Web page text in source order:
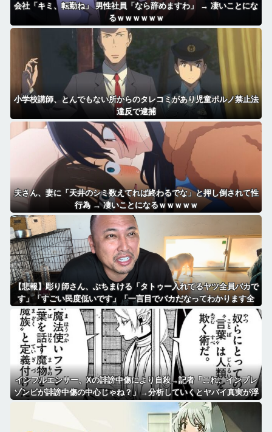
会社「キミ、転勤ね」 男性社員「なら辞めますわ」 → 凄いことにな
るｗｗｗｗｗｗ
小学校講師、とんでもない所からのタレコミがあり児童ポルノ禁止法
違反で逮捕
夫さん、妻に「天井のシミ数えてれば終わるでな」と押し倒されて性
行為 → 凄いことになるｗｗｗｗｗ
【悲報】彫り師さん、ぶちまける「タトゥー入れてるヤツ全員バカで
す」「すごい民度低いです」「一言目でバカだなってわかります全
員」
インフルエンサー、Xの誹謗中傷により自殺→記者「これ、インプレ
ゾンビが誹謗中傷の中心じゃね？」→分析していくとヤバイ真実が浮
かび上がる